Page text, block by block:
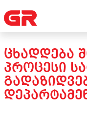
ᲪᲮᲐᲓᲓᲔᲑᲐ
ᲞᲠᲝᲪᲔᲡᲘ